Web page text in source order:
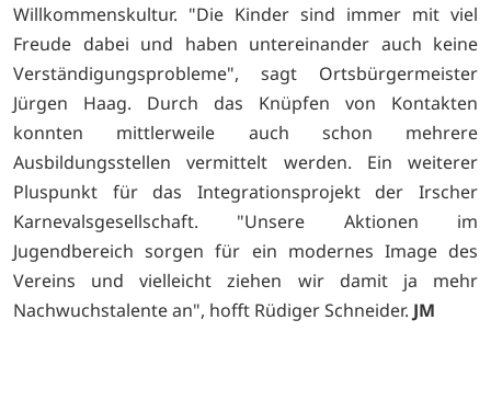
Willkommenskultur. "Die Kinder sind immer mit viel
Freude dabei und haben untereinander auch keine
Verständigungsprobleme", sagt Ortsbürgermeister
Jürgen Haag. Durch das Knüpfen von Kontakten
konnten mittlerweile auch schon mehrere
Ausbildungsstellen vermittelt werden. Ein weiterer
Pluspunkt für das Integrationsprojekt der Irscher
Karnevalsgesellschaft. "Unsere Aktionen im
Jugendbereich sorgen für ein modernes Image des
Vereins und vielleicht ziehen wir damit ja mehr
Nachwuchstalente an", hofft Rüdiger Schneider. JM